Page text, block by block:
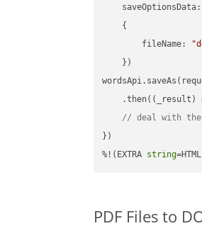
saveOptionsData:
    {
fileName:
    })
    .then(
( _result )
// deal with
})
%!(EXTRA string
PDF Files to